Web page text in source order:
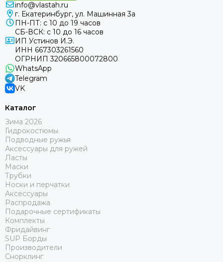
info@vlastah.ru
г. Екатеринбург, ул. Машинная 3а
ПН-ПТ: с 10 до 19 часов
СБ-ВСК: с 10 до 16 часов
ИП Устинов И.Э.
ИНН 667303261560
ОГРНИП 320665800072800
WhatsApp
Telegram
VK
Каталог
Зима 2026
Гидрокостюмы
Подводные ружья
Аксессуары для ружей
Ласты
Маски
Трубки
Носки и перчатки
Аксессуары
Распродажа
Подарочные сертификаты
Комплекты
Фридайвинг
SUP Борды
Производители
Снорклинг